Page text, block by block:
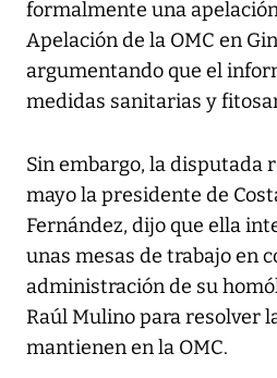
formalmente una
Apelación de la OMC en
argumentando que el
medidas sanitarias y
Sin embargo, la disputada
mayo la presidente de
Fernández, dijo que ella
unas mesas de trabajo en
administración de su
Raúl Mulino para resolver
mantienen en la OMC.